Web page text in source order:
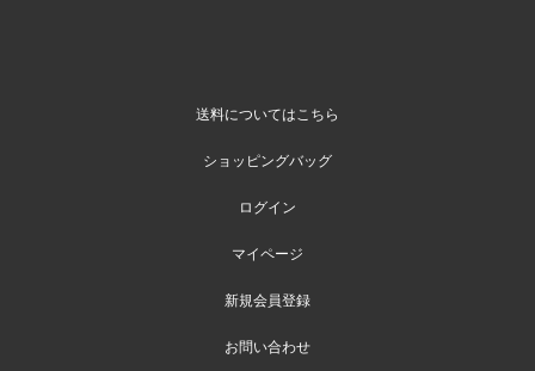
送料についてはこちら
ショッピングバッグ
ログイン
マイページ
新規会員登録
お問い合わせ